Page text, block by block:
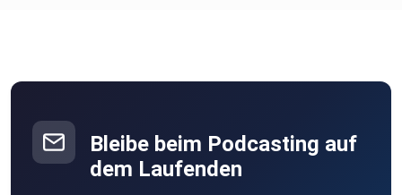
Bleibe beim Podcasting auf
dem Laufenden